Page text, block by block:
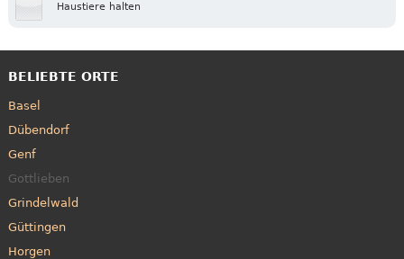
Haustiere halten
BELIEBTE ORTE
Basel
Dübendorf
Genf
Gottlieben
Grindelwald
Güttingen
Horgen